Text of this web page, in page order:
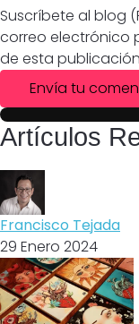
Suscríbete al blog
correo electrónico
de esta
Envía tu
Artículos
Francisco Tejada
29 Enero 2024